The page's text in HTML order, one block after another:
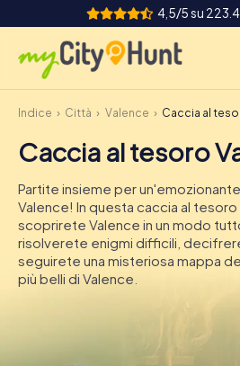
4,5/5 su
Come funziona
Città
Tour
Team Building
Biglietti
Indice Città Valence Caccia al tesoro
Caccia al tesoro
Partite insieme per
Valence! In questa caccia al tesoro
scoprirete Valence in un modo
risolverete enigmi difficili,
seguirete una misteriosa mappa
più belli di Valence.